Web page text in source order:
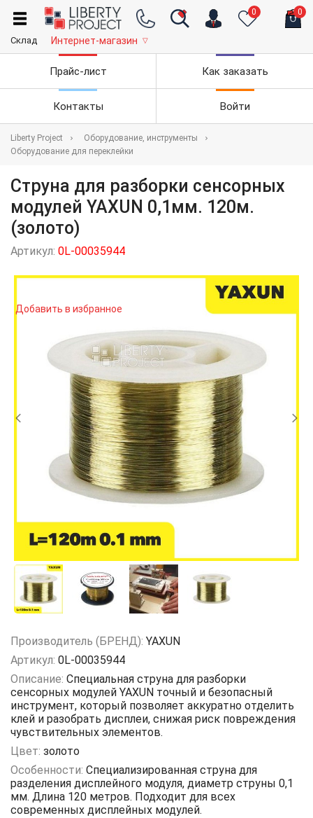
0 0
Склад Интернет-магазин ▽
Прайс-лист Как заказать
Контакты Войти
Liberty Project
Оборудование, инструменты
Оборудование для переклейки
Струна для разборки сенсорных
модулей YAXUN 0,1мм. 120м.
(золото)
Артикул: 0L-00035944
Добавить в избранное
Производитель (БРЕНД): YAXUN
Артикул: 0L-00035944
Описание: Специальная струна для разборки
сенсорных модулей YAXUN точный и безопасный
инструмент, который позволяет аккуратно отделить
клей и разобрать дисплеи, снижая риск повреждения
чувствительных элементов.
Цвет: золото
Особенности: Специализированная струна для
разделения дисплейного модуля, диаметр струны 0,1
мм. Длина 120 метров. Подходит для всех
современных дисплейных модулей.